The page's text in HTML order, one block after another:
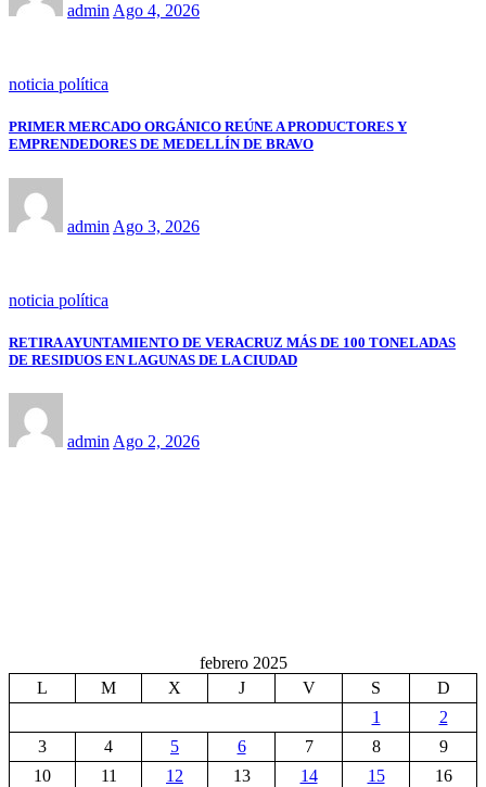
admin Ago 4, 2026
noticia política
PRIMER MERCADO ORGÁNICO REÚNE A PRODUCTORES Y
EMPRENDEDORES DE MEDELLÍN DE BRAVO
admin Ago 3, 2026
noticia política
RETIRA AYUNTAMIENTO DE VERACRUZ MÁS DE 100 TONELADAS
DE RESIDUOS EN LAGUNAS DE LA CIUDAD
admin Ago 2, 2026
febrero 2025
L
M X J V S
D
1
2
3
4 5 6 7 8
9
10
11 12 13 14 15
16